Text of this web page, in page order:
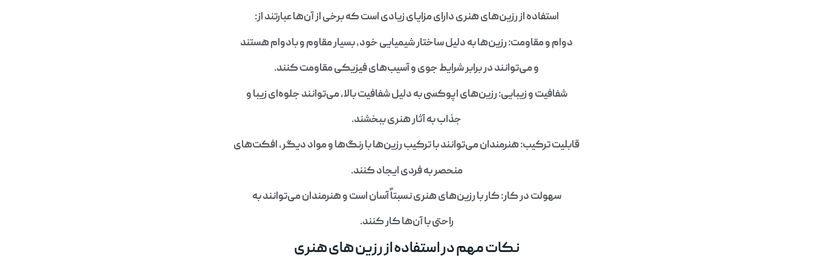
استفاده از رزین‌های هنری دارای مزایای زیادی است که برخی از آن‌ها عبارتند از:
دوام و مقاومت: رزین‌ها به دلیل ساختار شیمیایی خود، بسیار مقاوم و بادوام هستند
و می‌توانند در برابر شرایط جوی و آسیب‌های فیزیکی مقاومت کنند.
شفافیت و زیبایی: رزین‌های اپوکسی به دلیل شفافیت بالا، می‌توانند جلوه‌ای زیبا و
جذاب به آثار هنری ببخشند.
قابلیت ترکیب: هنرمندان می‌توانند با ترکیب رزین‌ها با رنگ‌ها و مواد دیگر، افکت‌های
منحصر به فردی ایجاد کنند.
سهولت در کار: کار با رزین‌های هنری نسبتاً آسان است و هنرمندان می‌توانند به
راحتی با آن‌ها کار کنند.
نکات مهم در استفاده از رزین های هنری